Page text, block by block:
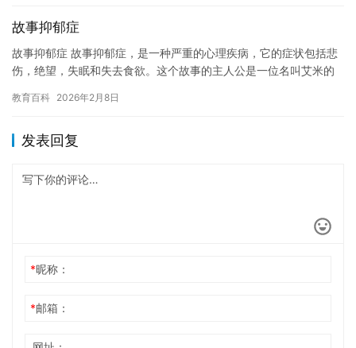
故事抑郁症
故事抑郁症 故事抑郁症，是一种严重的心理疾病，它的症状包括悲
伤，绝望，失眠和失去食欲。这个故事的主人公是一位名叫艾米的
喜…
教育百科 2026年2月8日
发表回复
*昵称：
*邮箱：